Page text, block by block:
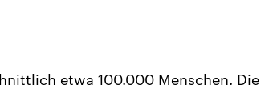
etwa 100.000 Menschen. Die